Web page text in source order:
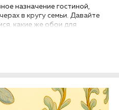
назначение гостиной,
в кругу семьи. Давайте
какие же обои для